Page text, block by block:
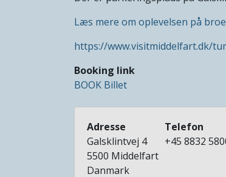
Læs mere om oplevelsen på
https://www.visitmiddelfart.dk/
Booking link
BOOK Billet
Adresse
Galsklintvej 4
5500 Middelfart
Danmark
Telefon
+45 8832